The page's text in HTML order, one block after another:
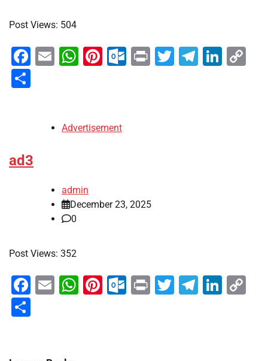
Post Views: 504
Facebook
EmailWhatsApp
Pinterest
Outlook.com
PrintTwitter
Advertisement
ad3
admin
December 23, 2025
0
Post Views: 352
Facebook
EmailWhatsApp
Pinterest
Outlook.com
PrintTwitter